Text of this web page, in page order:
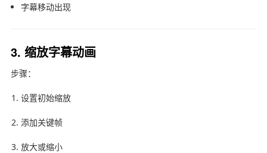
字幕移动出现
3. 缩放字幕动画
步骤：
设置初始缩放
添加关键帧
放大或缩小